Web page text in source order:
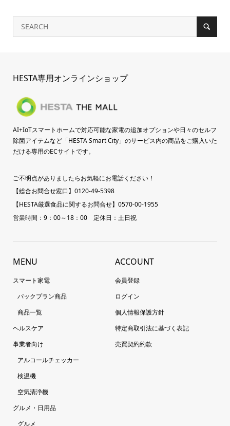
HESTA専用オンラインショップ
AI+IoTスマートホームで対応可能な家電の追加オプションや日々のセルフ
除菌アイテムなど「HESTA Smart City」のサービス内の商品をご購入いた
だける専用のECサイトです。
ご不明点がありましたらお気軽にお電話ください！
【総合お問合せ窓口】0120-49-5398
【HESTA厳選食品に関するお問合せ】0570-00-1955
営業時間：9：00～18：00 定休日：土日祝
MENU
スマート家電
パックプラン商品
商品一覧
ヘルスケア
事業者向け
アルコールチェッカー
検温機
空気清浄機
グルメ・日用品
グルメ
ACCOUNT
会員登録
ログイン
個人情報保護方針
特定商取引法に基づく表記
売買契約約款